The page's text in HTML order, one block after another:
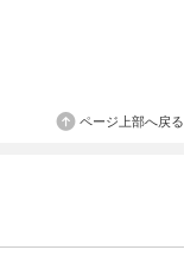
ページ上部へ戻る